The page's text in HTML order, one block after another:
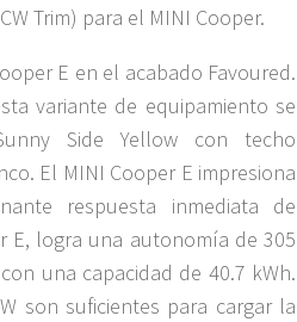
Trim) para el MINI Cooper.
E en el acabado Favoured.
variante de equipamiento se
Side Yellow con techo
El MINI Cooper E impresiona
respuesta inmediata de
E, logra una autonomía de 305
una capacidad de 40.7 kWh.
son suficientes para cargar la